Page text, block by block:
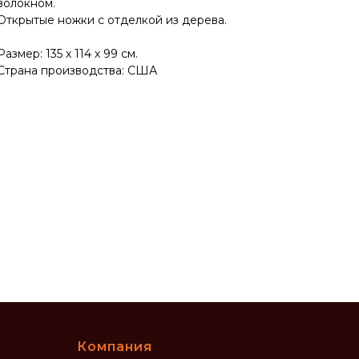
ножки с отделкой из дерева.
135 х 114 х 99 см.
производства: США
Компания